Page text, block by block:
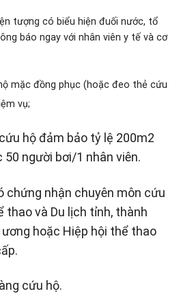
tượng có biểu hiện đuối nước, tổ
báo ngay với nhân viên y tế và cơ
mặc đồng phục (hoặc đeo thẻ cứu
vụ;
hộ đảm bảo tỷ lệ 200m2
50 người bơi/1 nhân viên.
chứng nhận chuyên môn cứu
thao và Du lịch tỉnh, thành
hoặc Hiệp hội thể thao
cứu hộ.